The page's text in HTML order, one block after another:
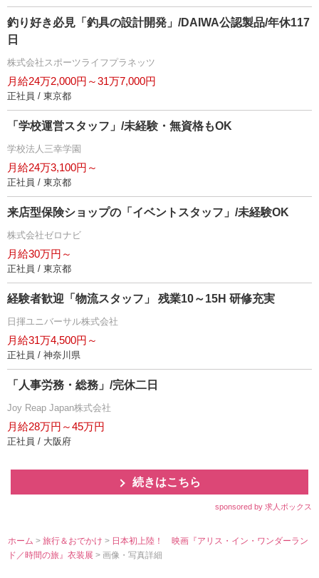
釣り好き必見「釣具の設計開発」/DAIWA公認製品/年休117
日
株式会社スポーツライフプラネッツ
月給24万2,000円～31万7,000円
正社員 / 東京都
「学校運営スタッフ」/未経験・無資格もOK
学校法人三幸学園
月給24万3,100円～
正社員 / 東京都
来店型保険ショップの「イベントスタッフ」/未経験OK
株式会社ゼロナビ
月給30万円～
正社員 / 東京都
経験者歓迎「物流スタッフ」 残業10～15H 研修充実
日揮ユニバーサル株式会社
月給31万4,500円～
正社員 / 神奈川県
「人事労務・総務」/完休二日
Joy Reap Japan株式会社
月給28万円～45万円
正社員 / 大阪府
続きはこちら
sponsored by 求人ボックス
ホーム >旅行＆おでかけ> 日本初上陸！ 映画『アリス・イン・ワンダーラン
ド／時間の旅』衣装展> 画像・写真詳細